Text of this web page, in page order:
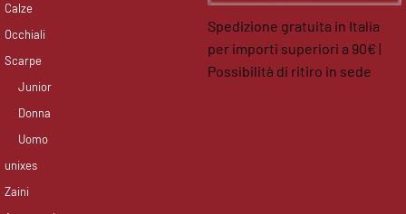
Calze
Occhiali
Scarpe
Junior
Donna
Uomo
unixes
Zaini
Spedizione gratuita in Italia
per importi superiori a 90€ |
Possibilità di ritiro in sede